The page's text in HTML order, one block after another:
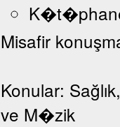
Misafir
Konular:
ve M�zik